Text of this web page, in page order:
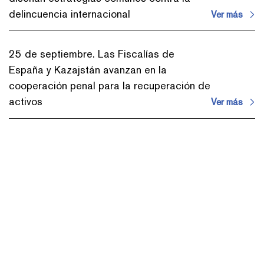
delincuencia internacional
Ver más
25 de septiembre. Las Fiscalías de
España y Kazajstán avanzan en la
cooperación penal para la recuperación de
activos
Ver más